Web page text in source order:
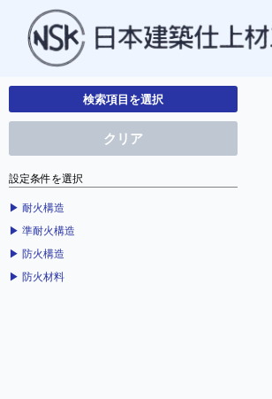
検索項目を選択
クリア
設定条件を選択
▶︎ 耐火構造
▶︎ 準耐火構造
▶︎ 防火構造
▶︎ 防火材料